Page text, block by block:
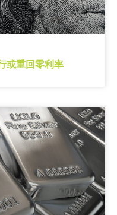
或重回零利率